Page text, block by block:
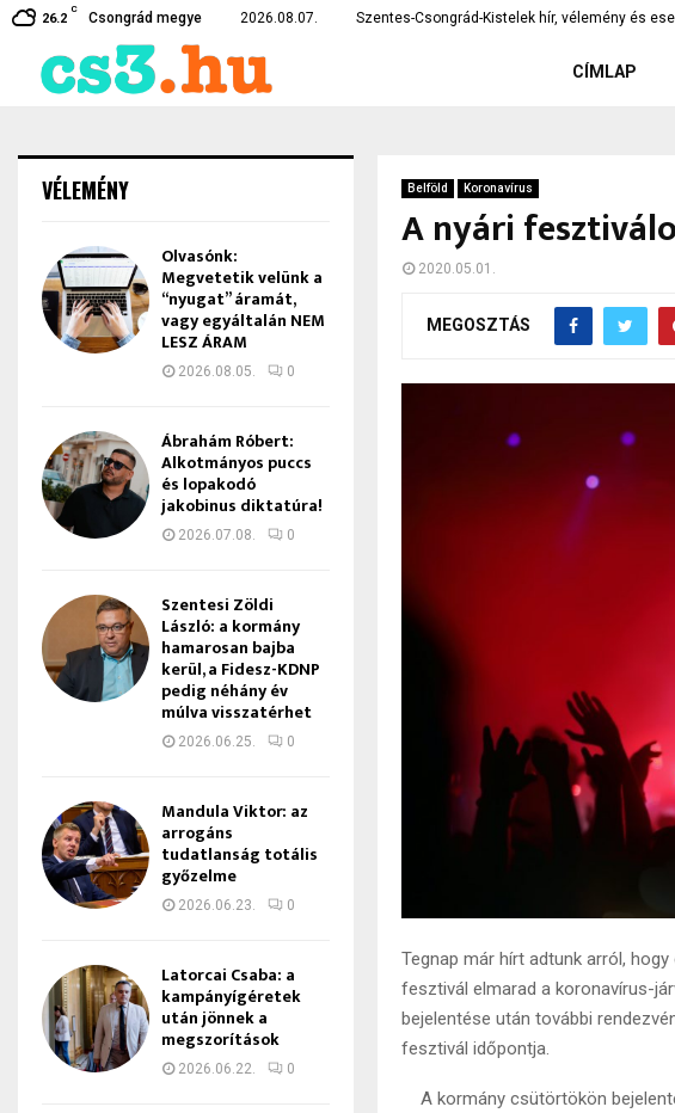
26.2
C
Csongrád megye 2026.08.07. Szentes-Csongrád-Kistelek hír, vélemény és
Czirbus Gábor: Nem hagyhatjuk szó nélkül,
CÍMLAP
Belföld Koronavírus
A nyári
2020.05.01.
MEGOSZTÁS
Tegnap már hírt adtunk arról,
fesztivál elmarad a koronavírus-
bejelentése után további
fesztivál időpontja.
A kormány csütörtökön
VÉLEMÉNY
Olvasónk:
Megvetetik velünk a
“nyugat” áramát,
vagy egyáltalán NEM
LESZ ÁRAM
2026.08.05. 0
Ábrahám Róbert:
Alkotmányos puccs
és lopakodó
jakobinus diktatúra!
2026.07.08. 0
Szentesi Zöldi
László: a kormány
hamarosan bajba
kerül, a Fidesz-KDNP
pedig néhány év
múlva visszatérhet
2026.06.25. 0
Mandula Viktor: az
arrogáns
tudatlanság totális
győzelme
2026.06.23. 0
Latorcai Csaba: a
kampányígéretek
után jönnek a
megszorítások
2026.06.22. 0